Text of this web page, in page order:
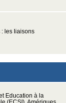
: les liaisons
Education à la